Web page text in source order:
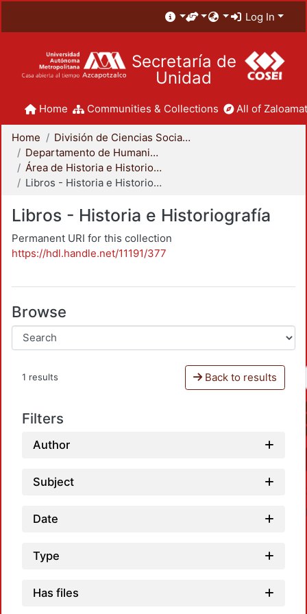
Log In
Secretaría de
Unidad
Home Communities & Collections All of
Home
División de Ciencias Sociales y Humanidades
Departamento de Humanidades
Área de Historia e Historiografía
Libros - Historia e Historiografía
Libros - Historia e Historiografía
Permanent URI for this collection
https://hdl.handle.net/11191/377
Browse
1 results Back to results
Filters
Author
Subject
Date
Type
Has files